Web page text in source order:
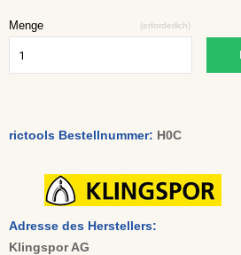
Menge (erforderlich)
rictools Bestellnummer: H0C
Adresse des Herstellers:
Klingspor AG